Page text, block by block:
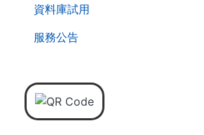
資料庫試用
服務公告